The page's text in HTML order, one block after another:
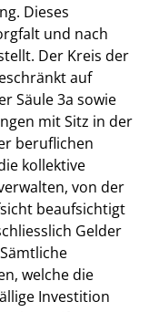
Dieses
und nach
Der Kreis der
auf
Säule 3a sowie
mit Sitz in der
beruflichen
kollektive
von der
beaufsichtigt
Gelder
welche die
Investition